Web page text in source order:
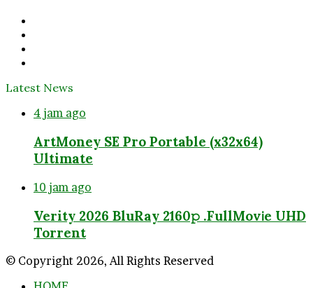
Latest News
4 jam ago
ArtMoney SE Pro Portable (x32x64)
Ultimate
10 jam ago
Verity 2026 BluRay 2160𝚙 .FullMov𝗂e UHD
Torrent
© Copyright 2026, All Rights Reserved